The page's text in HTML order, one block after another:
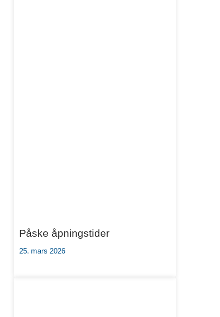
Påske åpningstider
25. mars 2026